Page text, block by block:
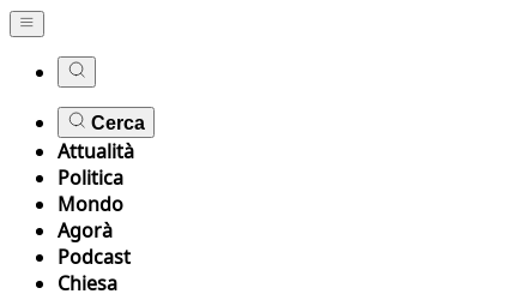
Cerca
Attualità
Politica
Mondo
Agorà
Podcast
Chiesa